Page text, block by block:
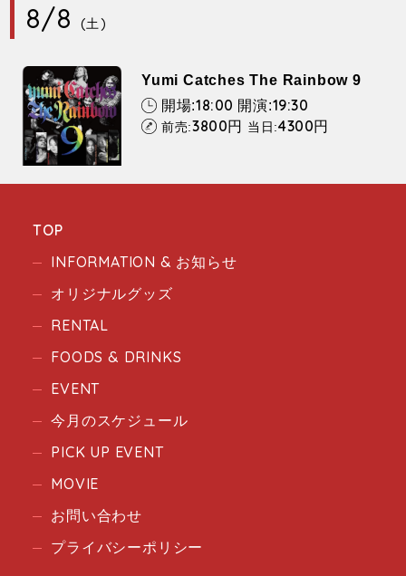
8/8 (土)
Yumi Catches The Rainbow 9
開場:18:00 開演:19:30
前売:3800円 当日:4300円
TOP
INFORMATION & お知らせ
オリジナルグッズ
RENTAL
FOODS & DRINKS
EVENT
今月のスケジュール
PICK UP EVENT
MOVIE
お問い合わせ
プライバシーポリシー